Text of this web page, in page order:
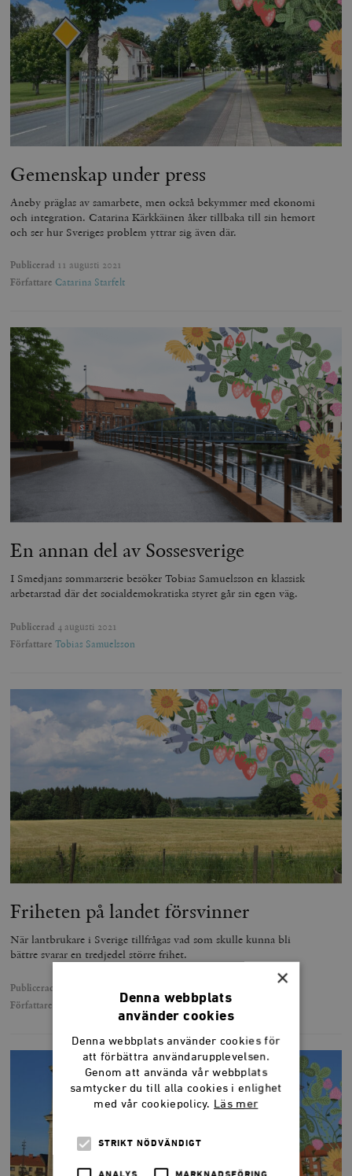
Gemenskap under press
Aneby präglas av samarbete, men också bekymmer med ekonomi
och integration. Catarina Kärkkäinen åker tillbaka till sin hemort
och ser hur Sveriges problem yttrar sig även där.
Publicerad 11 augusti 2021
Författare Catarina Starfelt
En annan del av Sossesverige
I Smedjans sommarserie besöker Tobias Samuelsson en klassisk
arbetarstad där det socialdemokratiska styret går sin egen väg.
Publicerad 4 augusti 2021
Författare Tobias Samuelsson
Friheten på landet försvinner
När lantbrukare i Sverige tillfrågas vad som skulle kunna bli
bättre svarar en tredjedel större frihet.
Publicerad
Författare
Edvard Hollertz
×
Denna webbplats
använder cookies
Denna webbplats använder cookies för
att förbättra användarupplevelsen.
Genom att använda vår webbplats
samtycker du till alla cookies i enlighet
med vår cookiepolicy. Läs mer
STRIKT NÖDVÄNDIGT